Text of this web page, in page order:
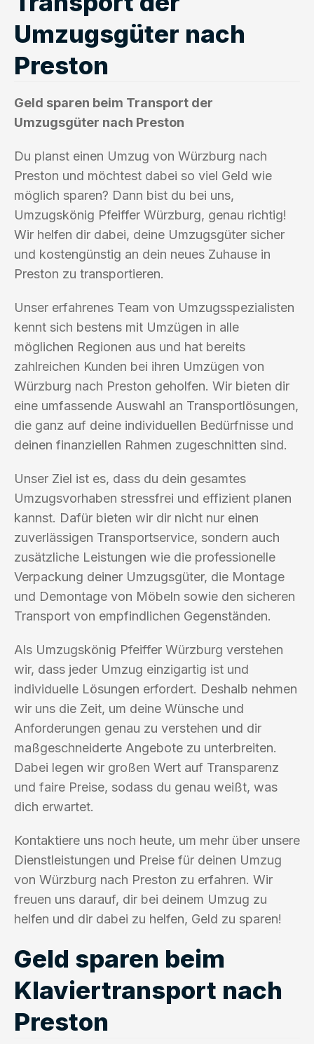
Umzugsgüter nach
Preston
Geld sparen beim Transport der
Umzugsgüter nach Preston
Du planst einen Umzug von Würzburg nach
Preston und möchtest dabei so viel Geld wie
möglich sparen? Dann bist du bei uns,
Umzugskönig Pfeiffer Würzburg, genau richtig!
Wir helfen dir dabei, deine Umzugsgüter sicher
und kostengünstig an dein neues Zuhause in
Preston zu transportieren.
Unser erfahrenes Team von Umzugsspezialisten
kennt sich bestens mit Umzügen in alle
möglichen Regionen aus und hat bereits
zahlreichen Kunden bei ihren Umzügen von
Würzburg nach Preston geholfen. Wir bieten dir
eine umfassende Auswahl an Transportlösungen,
die ganz auf deine individuellen Bedürfnisse und
deinen finanziellen Rahmen zugeschnitten sind.
Unser Ziel ist es, dass du dein gesamtes
Umzugsvorhaben stressfrei und effizient planen
kannst. Dafür bieten wir dir nicht nur einen
zuverlässigen Transportservice, sondern auch
zusätzliche Leistungen wie die professionelle
Verpackung deiner Umzugsgüter, die Montage
und Demontage von Möbeln sowie den sicheren
Transport von empfindlichen Gegenständen.
Als Umzugskönig Pfeiffer Würzburg verstehen
wir, dass jeder Umzug einzigartig ist und
individuelle Lösungen erfordert. Deshalb nehmen
wir uns die Zeit, um deine Wünsche und
Anforderungen genau zu verstehen und dir
maßgeschneiderte Angebote zu unterbreiten.
Dabei legen wir großen Wert auf Transparenz
und faire Preise, sodass du genau weißt, was
dich erwartet.
Kontaktiere uns noch heute, um mehr über unsere
Dienstleistungen und Preise für deinen Umzug
von Würzburg nach Preston zu erfahren. Wir
freuen uns darauf, dir bei deinem Umzug zu
helfen und dir dabei zu helfen, Geld zu sparen!
Geld sparen beim
Klaviertransport nach
Preston